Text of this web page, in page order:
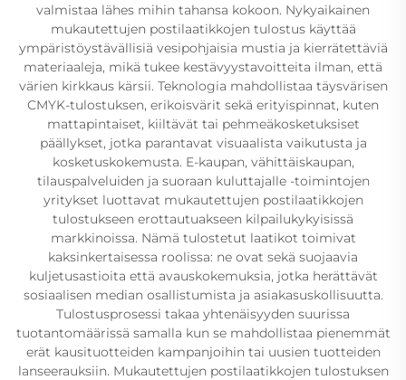
valmistaa lähes mihin tahansa kokoon. Nykyaikainen
mukautettujen postilaatikkojen tulostus käyttää
ympäristöystävällisiä vesipohjaisia mustia ja kierrätettäviä
materiaaleja, mikä tukee kestävyystavoitteita ilman, että
värien kirkkaus kärsii. Teknologia mahdollistaa täysvärisen
CMYK-tulostuksen, erikoisvärit sekä erityispinnat, kuten
mattapintaiset, kiiltävät tai pehmeäkosketuksiset
päällykset, jotka parantavat visuaalista vaikutusta ja
kosketuskokemusta. E-kaupan, vähittäiskaupan,
tilauspalveluiden ja suoraan kuluttajalle -toimintojen
yritykset luottavat mukautettujen postilaatikkojen
tulostukseen erottautuakseen kilpailukykyisissä
markkinoissa. Nämä tulostetut laatikot toimivat
kaksinkertaisessa roolissa: ne ovat sekä suojaavia
kuljetusastioita että avauskokemuksia, jotka herättävät
sosiaalisen median osallistumista ja asiakasuskollisuutta.
Tulostusprosessi takaa yhtenäisyyden suurissa
tuotantomäärissä samalla kun se mahdollistaa pienemmät
erät kausituotteiden kampanjoihin tai uusien tuotteiden
lanseerauksiin. Mukautettujen postilaatikkojen tulostuksen